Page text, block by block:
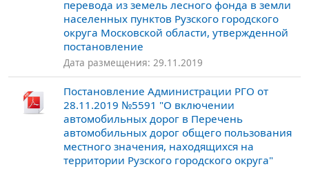
перевода из земель лесного фонда в земли
населенных пунктов Рузского городского
округа Московской области, утвержденной
постановление
Дата размещения: 29.11.2019
Постановление Администрации РГО от
28.11.2019 №5591 "О включении
автомобильных дорог в Перечень
автомобильных дорог общего пользования
местного значения, находящихся на
территории Рузского городского округа"